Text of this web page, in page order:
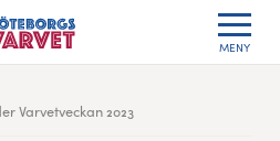
MENY
här
Varvetveckan 2023